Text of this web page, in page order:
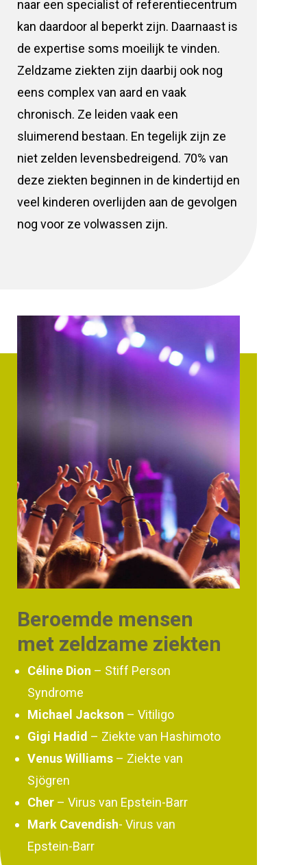
Beroemde mensen
met zeldzame ziekten
Céline Dion – Stiff Person
Syndrome
Michael Jackson – Vitiligo
Gigi Hadid – Ziekte van Hashimoto
Venus Williams – Ziekte van
Sjögren
Cher – Virus van Epstein-Barr
Mark Cavendish- Virus van
Epstein-Barr
naar een specialist of referentiecentrum
kan daardoor al beperkt zijn. Daarnaast is
de expertise soms moeilijk te vinden.
Zeldzame ziekten zijn daarbij ook nog
eens complex van aard en vaak
chronisch. Ze leiden vaak een
sluimerend bestaan. En tegelijk zijn ze
niet zelden levensbedreigend. 70% van
deze ziekten beginnen in de kindertijd en
veel kinderen overlijden aan de gevolgen
nog voor ze volwassen zijn.